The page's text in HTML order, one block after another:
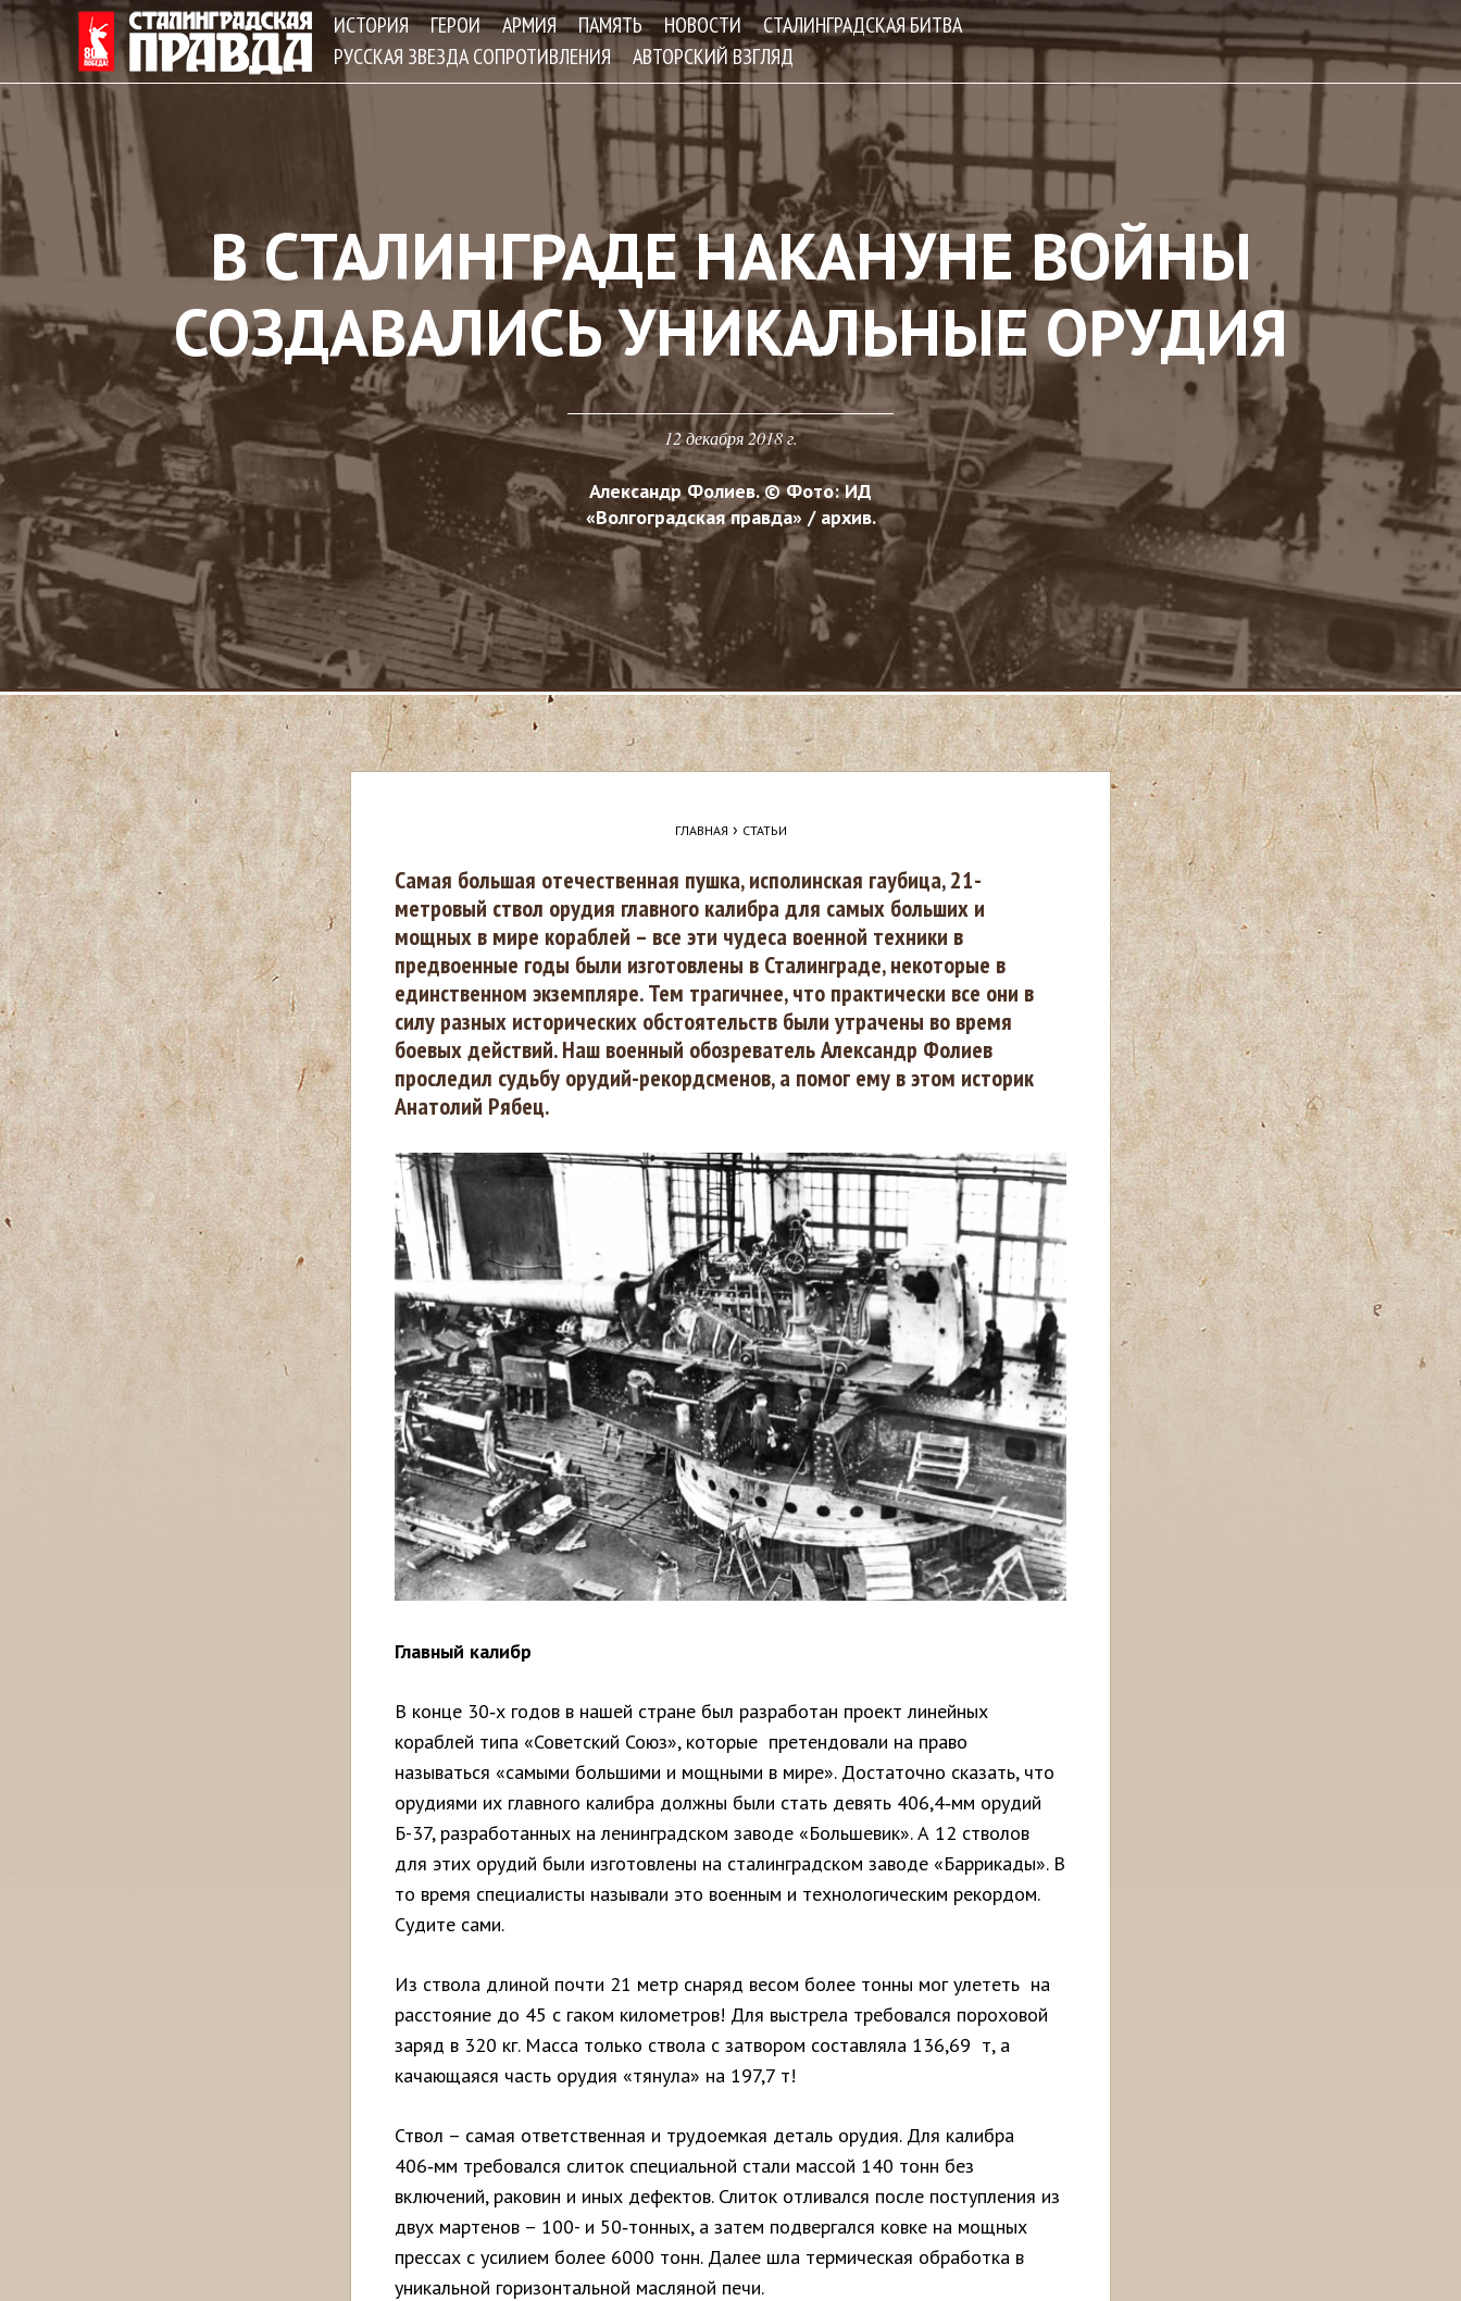
Jump to navigation
ИСТОРИЯ ГЕРОИ АРМИЯ ПАМЯТЬ НОВОСТИ
СТАЛИНГРАДСКАЯ БИТВА
РУССКАЯ ЗВЕЗДА СОПРОТИВЛЕНИЯ
АВТОРСКИЙ ВЗГЛЯД
В СТАЛИНГРАДЕ НАКАНУНЕ ВОЙНЫ
СОЗДАВАЛИСЬ УНИКАЛЬНЫЕ ОРУДИЯ
12 декабря 2018 г.
Александр Фолиев. © Фото: ИД
«Волгоградская правда» / apхив.
В
ы
з
д
е
ь
ГЛАВНАЯ › СТАТЬИ
Самая большая оте­чественная пушка, исполинская гаубица, 21-
метровый ствол орудия главного калибра для самых больших и
мощных в мире кораблей – все эти чудеса военной техники в
предвоенные годы были изготовлены в Сталинграде, некоторые в
единственном экземпляре. Тем трагичнее, что практически все они в
силу разных исторических обстоятельств были утрачены во время
боевых действий. Наш военный обозреватель Александр Фолиев
проследил судьбу орудий-рекордсменов, а помог ему в этом историк
Анатолий Рябец.
Главный калибр
В конце 30‑х годов в нашей стране был разработан проект линейных
кораблей типа «Советский Союз», которые претендовали на право
называться «самыми большими и мощными в мире». Достаточно сказать, что
орудиями их главного калибра должны были стать девять 406,4‑мм орудий
Б-37, разработанных на ленинградском заводе «Большевик». А 12 стволов
для этих орудий были изготовлены на сталинградском заводе «Баррикады». В
то время специалисты называли это военным и технологическим рекордом.
Судите сами.
Из ствола длиной почти 21 метр снаряд весом более тонны мог улететь на
расстояние до 45 с гаком километров! Для выстрела требовался пороховой
заряд в 320 кг. Масса только ствола с затвором составляла 136,69 т, а
качающаяся часть орудия «тянула» на 197,7 т!
Ствол – самая ответственная и трудоемкая деталь орудия. Для калибра
406‑мм требовался слиток специальной стали массой 140 тонн без
включений, раковин и иных дефектов. Слиток отливался после поступления из
двух мартенов – 100- и 50‑тонных, а затем подвергался ковке на мощных
прессах с усилием более 6000 тонн. Далее шла термическая обработка в
уникальной горизонтальной масляной печи.